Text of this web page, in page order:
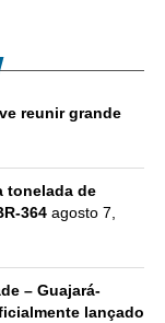
reunir grande
tonelada de
364 agosto 7,
– Guajará-
lançado